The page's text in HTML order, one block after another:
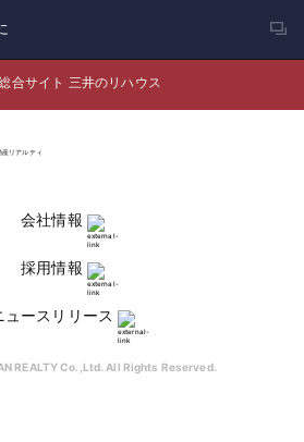
合サイト 三井のリハウス
会社情報
採用情報
ュースリリース
REALTY Co.,Ltd. All Rights Reserved.